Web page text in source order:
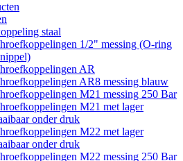
staal
1/2" messing (O-ring
AR
AR8 messing blauw
M21 messing 250 Bar
M21 met lager
onder druk
M22 met lager
onder druk
M22 messing 250 Bar